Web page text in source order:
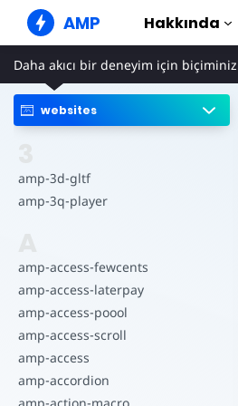
AMP Hakkında
AMP
Daha akıcı bir deneyim için
websites
amp-3d-gltf
amp-3q-player
amp-access-fewcents
amp-access-laterpay
amp-access-poool
amp-access-scroll
amp-access
amp-accordion